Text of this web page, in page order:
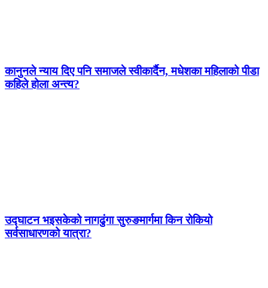
कानुनले न्याय दिए पनि समाजले स्वीकार्दैन, मधेशका महिलाको पीडा
कहिले होला अन्त्य?
उद्घाटन भइसकेको नागढुंगा सुरुङमार्गमा किन रोकियो
सर्वसाधारणको यात्रा?